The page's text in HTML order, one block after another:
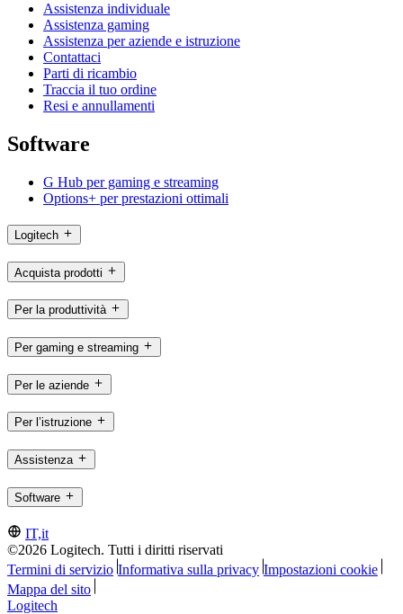
Assistenza individuale
Assistenza gaming
Assistenza per aziende e istruzione
Contattaci
Parti di ricambio
Traccia il tuo ordine
Resi e annullamenti
Software
G Hub per gaming e streaming
Options+ per prestazioni ottimali
Logitech
Acquista prodotti
Per la produttività
Per gaming e streaming
Per le aziende
Per l’istruzione
Assistenza
Software
IT,it
©2026 Logitech. Tutti i diritti riservati
Termini di servizio Informativa sulla privacy Impostazioni cookie
Mappa del sito
Logitech